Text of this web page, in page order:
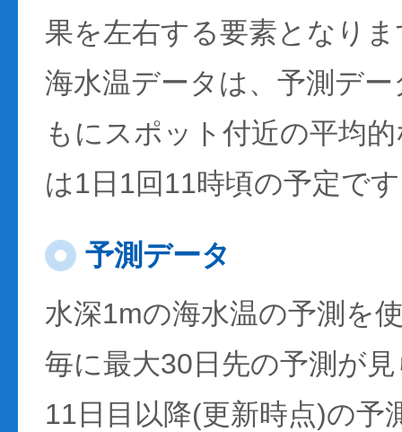
果を左右する要素となり
海水温データは、予測デ
もにスポット付近の平均
は1日1回11時頃の予定で
予測データ
水深1mの海水温の予測を
毎に最大30日先の予測が
11日目以降(更新時点)の予